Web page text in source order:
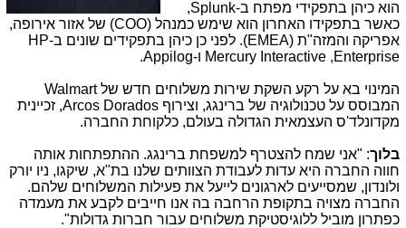
הוא כיהן בתפקידי מפתח ב-Splunk
,
כאשר בתפקידו האחרון הוא שימש כמנהל (COO) של אזור אירופה,
אפריקה והמזה"ת (EMEA). לפני כן כיהן בתפקידים שונים ב-HP
Enterprise
,
Mercury Interactive ו-Appilog
.
המינוי בא על רקע השקת שירות משלוחים חדש שלWalmart
המבוסס על טכנולוגיה של ברינגג, וצירוף Arcos Dorados, זכיינית
מקדונלד'ס העצמאית הגדולה בעולם, כלקוחת החברה.
בלוך: "אני שמח להצטרף למשפחת ברינגג. ההתפתחות אותה
חווה החברה היא עדות לעבודת הצוותים שלנו בת"א, שיקגו, ניו יורק
ולונדון, שמסייעים לארגונים לייעל את פעילות המשלוחים שלהם.
החברה מצויה בתקופת הרחבה בה אנו חייבים לקבע את מעמדה
כפתרון מוביל ללוגיסטיקת משלוחים עבור חברות גדולות".